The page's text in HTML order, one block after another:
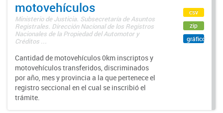
motovehículos
Ministerio de Justicia. Subsecretaría de Asuntos
Registrales. Dirección Nacional de los Registros
Nacionales de la Propiedad del Automotor y
Créditos ...
Cantidad de motovehículos 0km inscriptos y
motovehículos transferidos, discriminados
por año, mes y provincia a la que pertenece el
registro seccional en el cual se inscribió el
trámite.
csv
zip
gráfico